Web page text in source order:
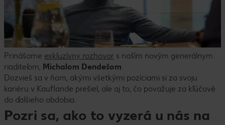
Prinášame exkluzívny rozhovor s naším novým generálnym
riaditeľom, Michalom Dendešom.
Dozvieš sa v ňom, akými všetkými pozíciami si za svoju
kariéru v Kauflande prešiel, ale aj to, čo považuje za kľúčové
do ďalšieho obdobia.
Pozri sa, ako to vyzerá u nás na